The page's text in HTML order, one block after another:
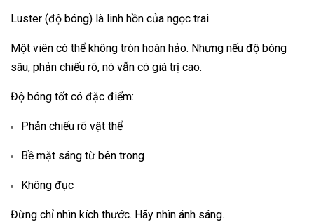
Luster (độ bóng) là linh hồn của ngọc trai.
Một viên có thể không tròn hoàn hảo. Nhưng nếu độ bóng
sâu, phản chiếu rõ, nó vẫn có giá trị cao.
Độ bóng tốt có đặc điểm:
Phản chiếu rõ vật thể
Bề mặt sáng từ bên trong
Không đục
Đừng chỉ nhìn kích thước. Hãy nhìn ánh sáng.